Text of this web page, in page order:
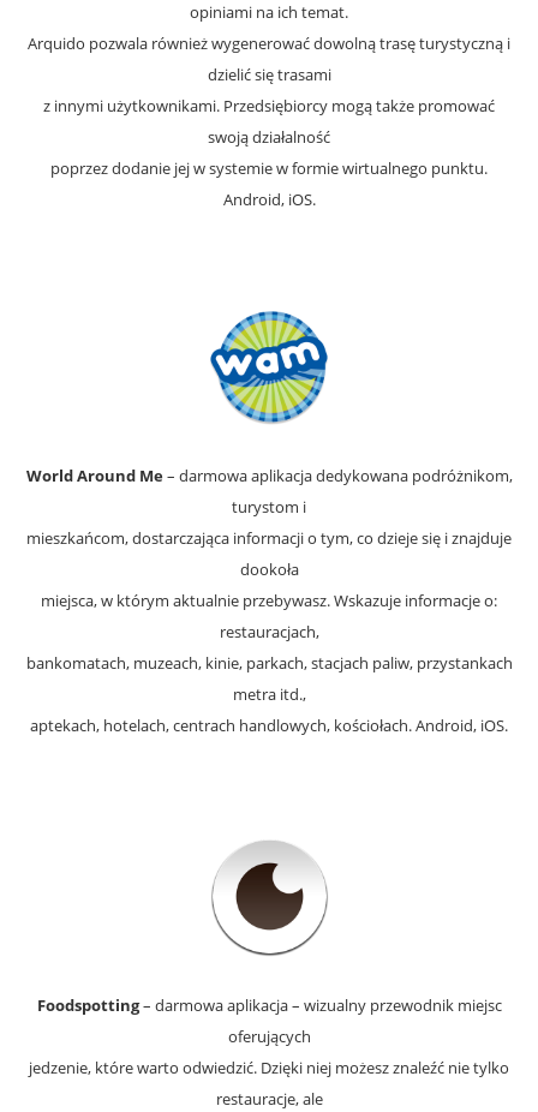
opiniami na ich temat.
Arquido pozwala również wygenerować dowolną trasę turystyczną i
dzielić się trasami
z innymi użytkownikami. Przedsiębiorcy mogą także promować
swoją działalność
poprzez dodanie jej w systemie w formie wirtualnego punktu.
Android, iOS.
World Around Me– darmowa aplikacja dedykowana podróżnikom,
turystom i
mieszkańcom, dostarczająca informacji o tym, co dzieje się i znajduje
dookoła
miejsca, w którym aktualnie przebywasz. Wskazuje informacje o:
restauracjach,
bankomatach, muzeach, kinie, parkach, stacjach paliw, przystankach
metra itd.,
aptekach, hotelach, centrach handlowych, kościołach. Android, iOS.
Foodspotting– darmowa aplikacja – wizualny przewodnik miejsc
oferujących
jedzenie, które warto odwiedzić. Dzięki niej możesz znaleźć nie tylko
restauracje, ale